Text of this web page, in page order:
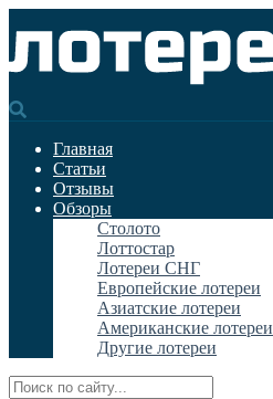
Главная
Статьи
Отзывы
Обзоры
Столото
Лоттостар
Лотереи СНГ
Европейские лотереи
Азиатские лотереи
Американские лотереи
Другие лотереи